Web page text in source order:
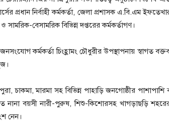
প্রধান নির্বাহী কর্মকর্তা, জেলা প্রশাসক এ.বি.এম
বেসামরিক বিভিন্ন দপ্তরের কর্মকর্তাগণ।
কর্মকর্তা চিংহ্লামং চৌধুরীর উপস্থাপনায় স্বাগত
চাকমা, মারমা সহ বিভিন্ন পাহাড়ি জনগোষ্ঠীর
নানা বয়সী নারী-পুরুষ, শিশু-কিশোরসহ খাগড়াছড়ি শহরের
নেন।